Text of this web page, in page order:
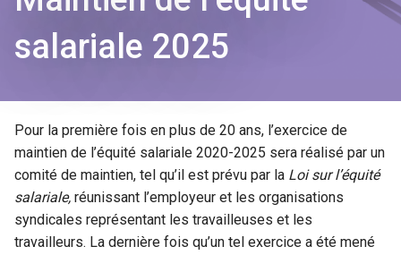
salariale 2025
Pour la première fois en plus de 20 ans, l’exercice de
maintien de l’équité salariale 2020-2025 sera réalisé par un
comité de maintien, tel qu’il est prévu par la Loi sur l’équité
salariale, réunissant l’employeur et les organisations
syndicales représentant les travailleuses et les
travailleurs. La dernière fois qu’un tel exercice a été mené